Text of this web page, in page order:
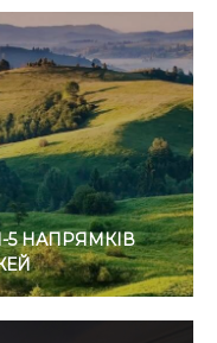
5 НАПРЯМКІВ